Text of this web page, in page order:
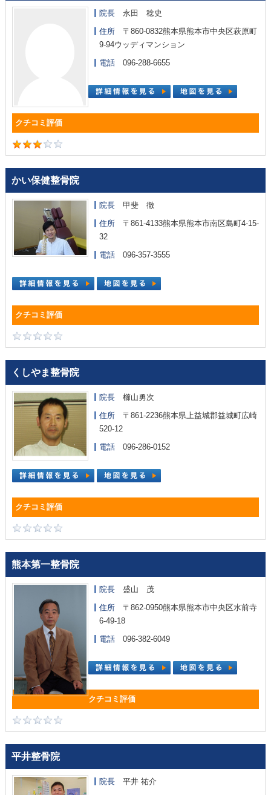
院長永田 稔史
住所〒860-0832熊本県熊本市中央区萩原町
9-94ウッディマンション
電話096-288-6655
かい保健整骨院
院長甲斐 徹
住所〒861-4133熊本県熊本市南区島町4-15-
32
電話096-357-3555
くしやま整骨院
院長櫛山勇次
住所〒861-2236熊本県上益城郡益城町広崎
520-12
電話096-286-0152
熊本第一整骨院
院長盛山 茂
住所〒862-0950熊本県熊本市中央区水前寺
6-49-18
電話096-382-6049
平井整骨院
院長平井 祐介